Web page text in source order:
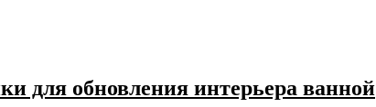
для обновления интерьера ванной